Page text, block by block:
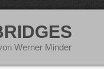
Werner Minder